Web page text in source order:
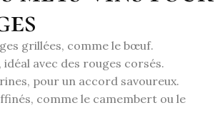
grillées, comme le bœuf.
avec des rouges corsés.
pour un accord savoureux.
comme le camembert ou le